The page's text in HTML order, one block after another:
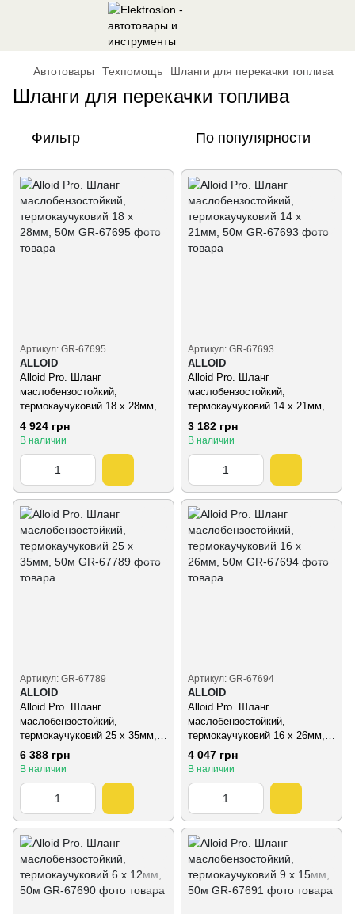
Автотовары Техпомощь Шланги для перекачки топлива
Шланги для перекачки топлива
Фильтр По популярности
Артикул: GR-67695
ALLOID
Alloid Pro. Шланг
маслобензостойкий,
термокаучуковий 18 х 28мм,
50м
4 924 грн
В наличии
Артикул: GR-67693
ALLOID
Alloid Pro. Шланг
маслобензостойкий,
термокаучуковий 14 х 21мм,
50м
3 182 грн
В наличии
Артикул: GR-67789
ALLOID
Alloid Pro. Шланг
маслобензостойкий,
термокаучуковий 25 х 35мм,
50м
6 388 грн
В наличии
Артикул: GR-67694
ALLOID
Alloid Pro. Шланг
маслобензостойкий,
термокаучуковий 16 х 26мм,
50м
4 047 грн
В наличии